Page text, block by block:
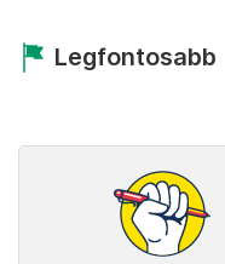
Legfontosabb